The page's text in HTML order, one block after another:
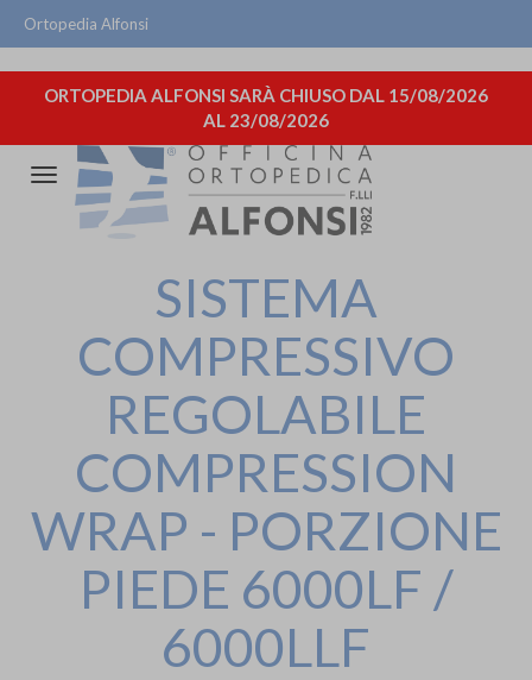
Ortopedia Alfonsi
ORTOPEDIA ALFONSI SARÀ CHIUSO DAL 15/08/2026
AL 23/08/2026
Attiva/disattiva
navigazione
SISTEMA
COMPRESSIVO
REGOLABILE
COMPRESSION
WRAP - PORZIONE
PIEDE 6000LF /
6000LLF